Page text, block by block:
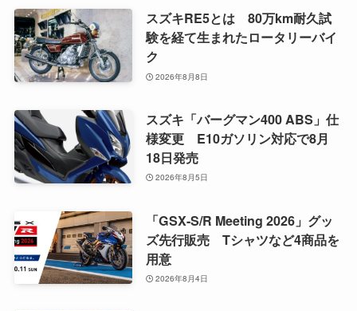
スズキRE5とは 80万km耐久試
験を経て生まれたロータリーバイ
ク
2026年8月8日
スズキ「バーグマン400 ABS」仕
様変更 E10ガソリン対応で8月
18日発売
2026年8月5日
「GSX-S/R Meeting 2026」グッ
ズ先行販売 Tシャツなど4商品を
用意
2026年8月4日